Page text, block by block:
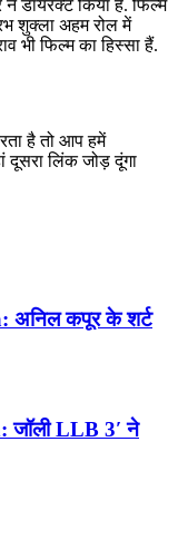
डायरेक्ट किया है. फिल्म
शुक्ला अहम रोल में
भी फिल्म का हिस्सा हैं.
है तो आप हमें
लिंक जोड़ दूंगा
कपूर के शर्ट
LLB 3′ ने